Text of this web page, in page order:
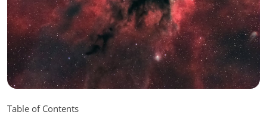
Table of Contents